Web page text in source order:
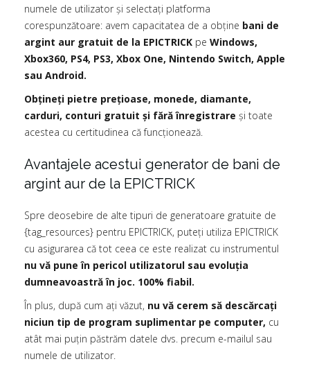
numele de utilizator și selectați platforma
corespunzătoare: avem capacitatea de a obține bani de
argint aur gratuit de la EPICTRICK pe Windows,
Xbox360, PS4, PS3, Xbox One, Nintendo Switch, Apple
sau Android.
Obțineți pietre prețioase, monede, diamante,
carduri, conturi gratuit și fără înregistrare și toate
acestea cu certitudinea că funcționează.
Avantajele acestui generator de bani de
argint aur de la EPICTRICK
Spre deosebire de alte tipuri de generatoare gratuite de
{tag_resources} pentru EPICTRICK, puteți utiliza EPICTRICK
cu asigurarea că tot ceea ce este realizat cu instrumentul
nu vă pune în pericol utilizatorul sau evoluția
dumneavoastră în joc. 100% fiabil.
În plus, după cum ați văzut, nu vă cerem să descărcați
niciun tip de program suplimentar pe computer, cu
atât mai puțin păstrăm datele dvs. precum e-mailul sau
numele de utilizator.